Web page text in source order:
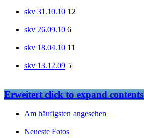
skv 31.10.10 12
skv 26.09.10 6
skv 18.04.10 11
skv 13.12.09 5
Erweitertclick to expand contents
Am häufigsten angesehen
Neueste Fotos